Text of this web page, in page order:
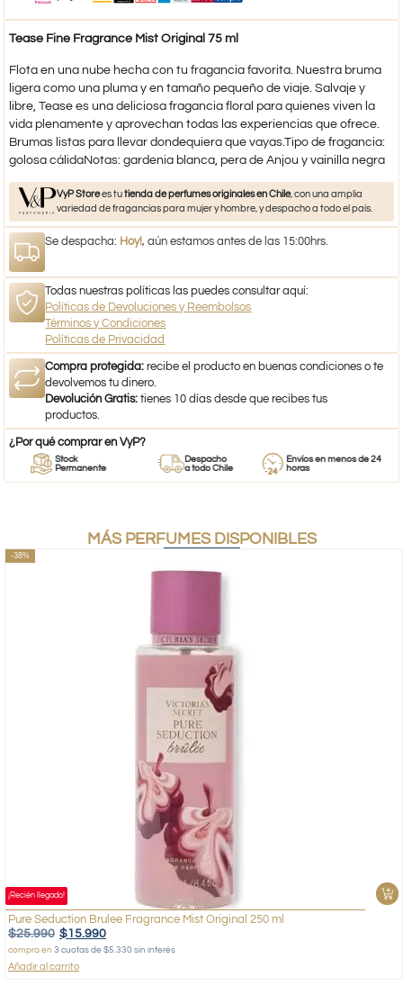
Tease Fine Fragrance Mist Original 75 ml
Flota en una nube hecha con tu fragancia favorita. Nuestra bruma
ligera como una pluma y en tamaño pequeño de viaje. Salvaje y
libre, Tease es una deliciosa fragancia floral para quienes viven la
vida plenamente y aprovechan todas las experiencias que ofrece.
Brumas listas para llevar dondequiera que vayas.Tipo de fragancia:
golosa cálidaNotas: gardenia blanca, pera de Anjou y vainilla negra​
VyP Storees tutienda de perfumes originales en Chile, con una amplia
variedad de fragancias para mujer y hombre, y despacho a todo el país.
Se despacha: Hoy!, aún estamos antes de las 15:00hrs.
Todas nuestras políticas las puedes consultar aquí:
Políticas de Devoluciones y Reembolsos
Términos y Condiciones
Políticas de Privacidad
Compra protegida: recibe el producto en buenas condiciones o te
devolvemos tu dinero.
Devolución Gratis: tienes 10 días desde que recibes tus
productos.
¿Por qué comprar en VyP?
Stock
Permanente
Despacho
a todo Chile
Envíos en menos de 24
horas
MÁS PERFUMES DISPONIBLES
-38%
¡Recién llegado!
Pure Seduction Brulee Fragrance Mist Original 250 ml
$25.990 $15.990
compra en 3 cuotas de $5.330 sin interés
Añadir al carrito